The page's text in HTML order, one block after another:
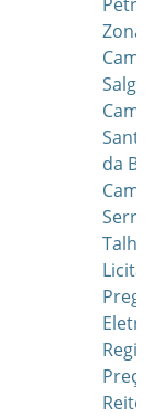
Zona
da
Serra